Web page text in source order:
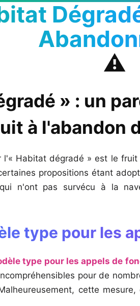
⚠️
» : un
à l'abandon
Habitat dégradé » est le
propositions étant
n'ont pas survécu à la
type pour les
type pour les appels de
pour de
cette